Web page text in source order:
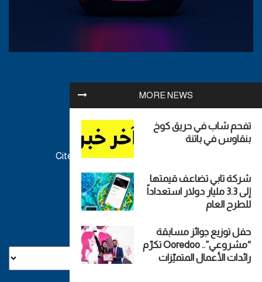
MORE NEWS
تفحم شاب في حريق كوخ
بنقاوس في باتنة
شركة تابي تضاعف قيمتها
إلى 3.3 مليار دولار استعداداً
للطرح العام
حفل توزيع جوائز مسابقة
“مشروعي”.. Ooredoo تكرّم
رائدات الأعمال المتميّزات
0553-50-01-55
contact@analgeria.dz
صفحة الإتصال